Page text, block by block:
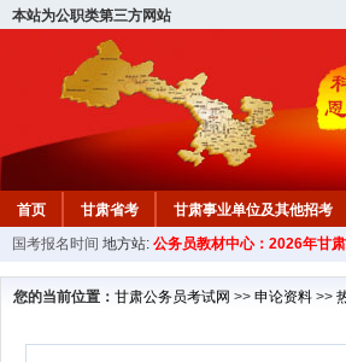
本站为公职类第三方网站
首页 甘肃省考 甘肃事业单位及其他招考
国考报名时间 地方站: 公务员教材中心：2026年甘
您的当前位置： 甘肃公务员考试网 >> 申论资料 >>